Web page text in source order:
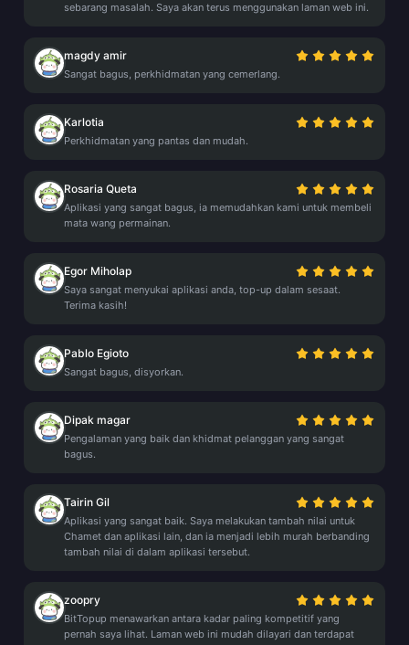
sebarang masalah. Saya akan terus menggunakan laman web ini.
magdy amir
Sangat bagus, perkhidmatan yang cemerlang.
Karlotia
Perkhidmatan yang pantas dan mudah.
Rosaria Queta
Aplikasi yang sangat bagus, ia memudahkan kami untuk membeli
mata wang permainan.
Egor Miholap
Saya sangat menyukai aplikasi anda, top-up dalam sesaat.
Terima kasih!
Pablo Egioto
Sangat bagus, disyorkan.
Dipak magar
Pengalaman yang baik dan khidmat pelanggan yang sangat
bagus.
Tairin Gil
Aplikasi yang sangat baik. Saya melakukan tambah nilai untuk
Chamet dan aplikasi lain, dan ia menjadi lebih murah berbanding
tambah nilai di dalam aplikasi tersebut.
zoopry
BitTopup menawarkan antara kadar paling kompetitif yang
pernah saya lihat. Laman web ini mudah dilayari dan terdapat